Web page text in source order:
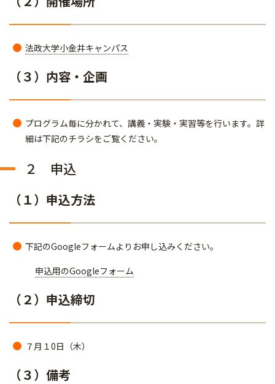
法政大学小金井キャンパス
（３）内容・企画
プログラム毎に分かれて、講義・実験・実習等を行います。詳
細は下記のチラシをご覧ください。
２ 申込
（１）申込方法
下記のGoogleフォームよりお申し込みください。
申込用のGoogleフォーム
（２）申込締切
７月１0日（木）
（３）備考